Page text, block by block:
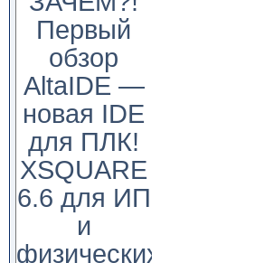
Первый
обзор
AltaIDE —
новая IDE
для ПЛК!
XSQUARE
6.6 для ИП
и
физических